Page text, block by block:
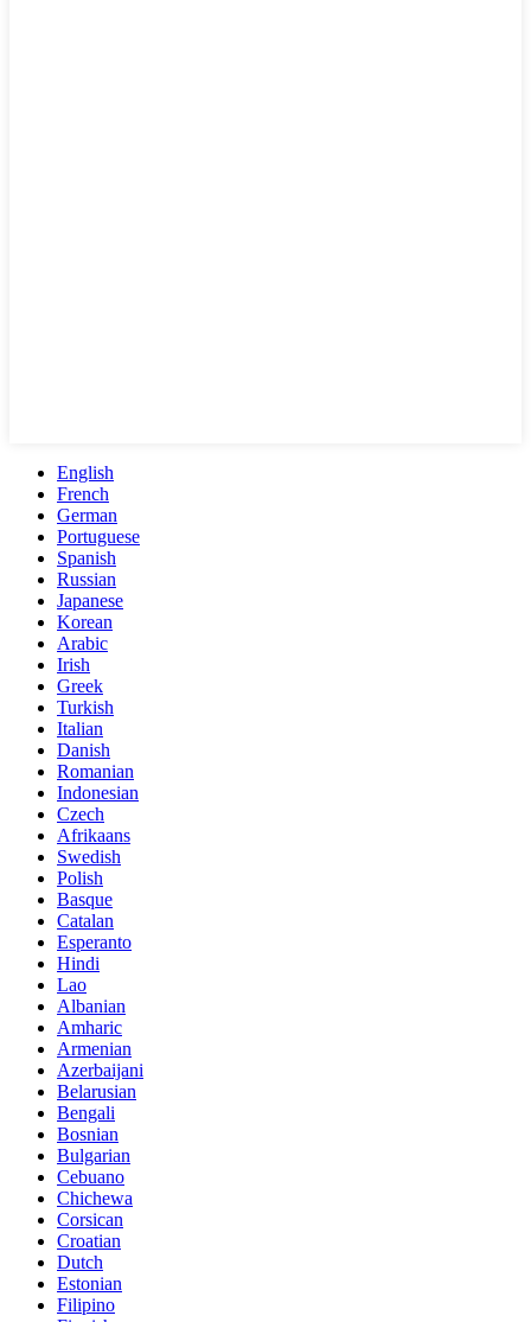
English
French
German
Portuguese
Spanish
Russian
Japanese
Korean
Arabic
Irish
Greek
Turkish
Italian
Danish
Romanian
Indonesian
Czech
Afrikaans
Swedish
Polish
Basque
Catalan
Esperanto
Hindi
Lao
Albanian
Amharic
Armenian
Azerbaijani
Belarusian
Bengali
Bosnian
Bulgarian
Cebuano
Chichewa
Corsican
Croatian
Dutch
Estonian
Filipino